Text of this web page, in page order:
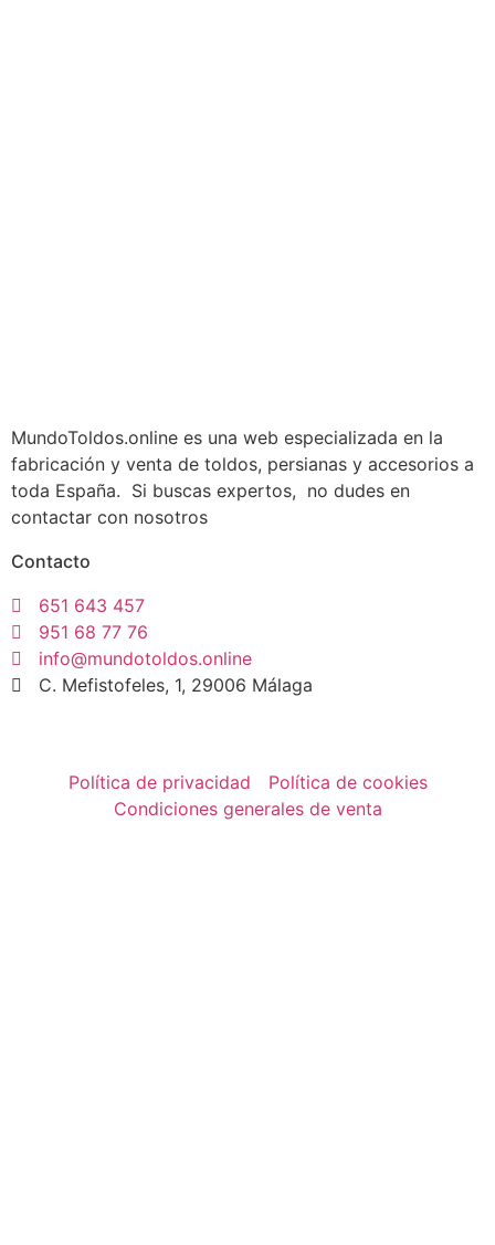
MundoToldos.online es una web especializada en la
fabricación y venta de toldos, persianas y accesorios a
toda España. Si buscas expertos, no dudes en
contactar con nosotros
Contacto
651 643 457
951 68 77 76
info@mundotoldos.online
C. Mefistofeles, 1, 29006 Málaga
Política de privacidad
Política de cookies
Condiciones generales de venta